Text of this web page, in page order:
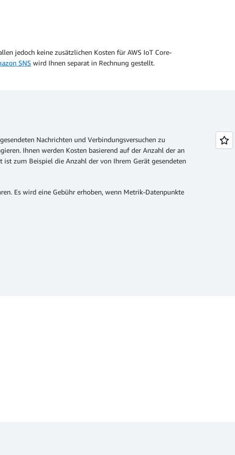
jedoch keine zusätzlichen Kosten für AWS IoT Core-
SNS wird Ihnen separat in Rechnung gestellt.
Nachrichten und Verbindungsversuchen zu
Ihnen werden Kosten basierend auf der Anzahl der an
zum Beispiel die Anzahl der von Ihrem Gerät gesendeten
Es wird eine Gebühr erhoben, wenn Metrik-Datenpunkte